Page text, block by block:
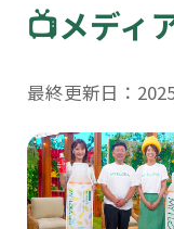
📺メディ
最終更新日：